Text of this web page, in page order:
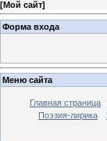
[Мой сайт]
Форма входа
Меню сайта
Главная страница
Поэзия-лирика